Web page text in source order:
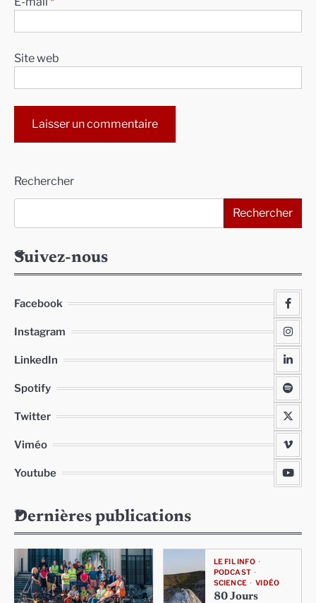
Site web
Rechercher
Rechercher
Suivez-nous
Facebook
Instagram
LinkedIn
Spotify
Twitter
Viméo
Youtube
Dernières publications
LE FIL INFO
PODCAST
SCIENCE
VIDÉO
80 Jours